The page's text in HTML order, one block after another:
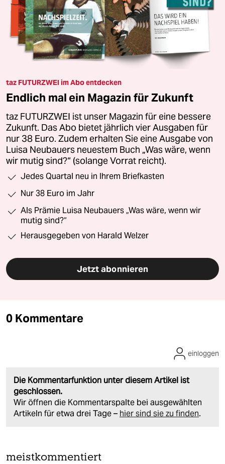
taz FUTURZWEI im Abo entdecken
Endlich mal ein Magazin für Zukunft
taz FUTURZWEI ist unser Magazin für eine bessere
Zukunft. Das Abo bietet jährlich vier Ausgaben für
nur 38 Euro. Zudem erhalten Sie eine Ausgabe von
Luisa Neubauers neuestem Buch „Was wäre, wenn
wir mutig sind?“ (solange Vorrat reicht).
Jedes Quartal neu in Ihrem Briefkasten
Nur 38 Euro im Jahr
Als Prämie Luisa Neubauers „Was wäre, wenn wir
mutig sind?“
Herausgegeben von Harald Welzer
Jetzt abonnieren
0 Kommentare
Die Kommentarfunktion unter diesem Artikel ist
geschlossen.
Wir öffnen die Kommentarspalte bei ausgewählten
Artikeln für etwa drei Tage – hier sind sie zu finden.
einloggen
meistkommentiert